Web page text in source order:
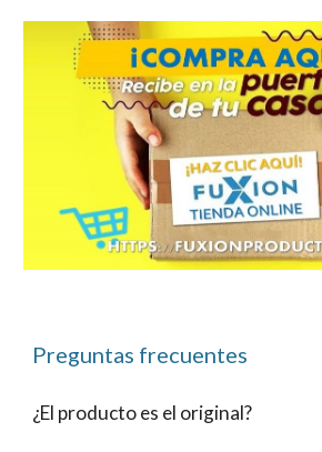
Preguntas frecuentes
¿El producto es el original?